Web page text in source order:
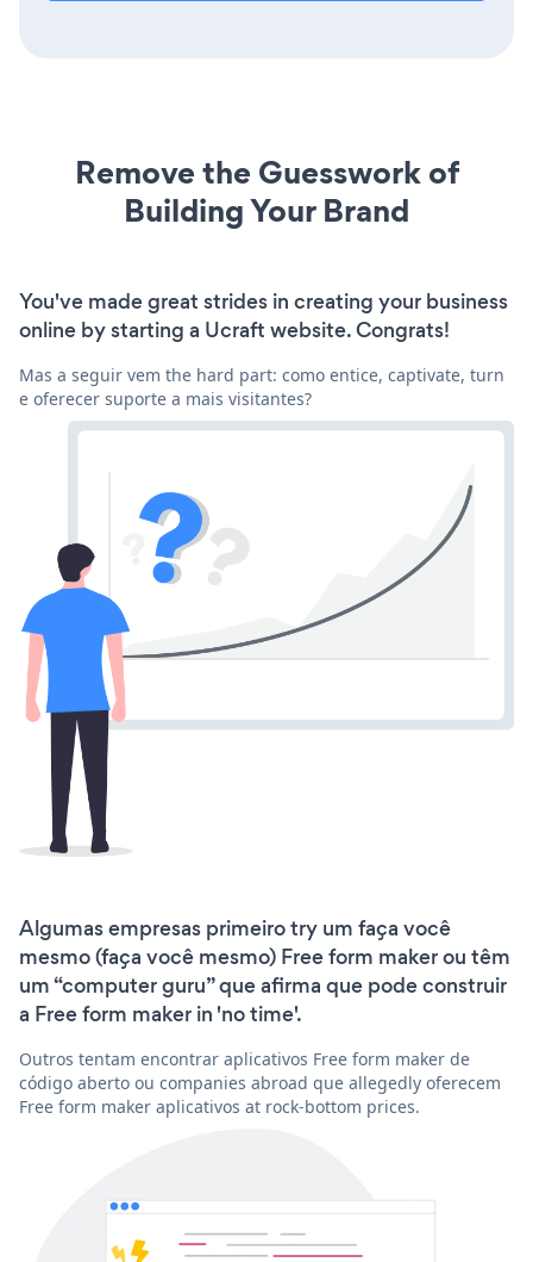
Remove the Guesswork of
Building Your Brand
You've made great strides in creating your business
online by starting a Ucraft website. Congrats!
Mas a seguir vem the hard part: como entice, captivate, turn
e oferecer suporte a mais visitantes?
Algumas empresas primeiro try um faça você
mesmo (faça você mesmo) Free form maker ou têm
um “computer guru” que afirma que pode construir
a Free form maker in 'no time'.
Outros tentam encontrar aplicativos Free form maker de
código aberto ou companies abroad que allegedly oferecem
Free form maker aplicativos at rock-bottom prices.